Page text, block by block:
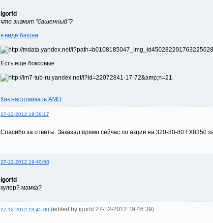
igorfd
что значит "башенный"?
в виде башни
Есть еще боксовые
Как настраивать AMD
27-12-2012 19:38:17
Спасибо за ответы. Заказал прямо сейчас по акции на 320-80-80 FX8350
27-12-2012 19:40:58
igorfd
кулер? мамка?
27-12-2012 19:45:00 (edited by igorfd 27-12-2012 19:46:39)